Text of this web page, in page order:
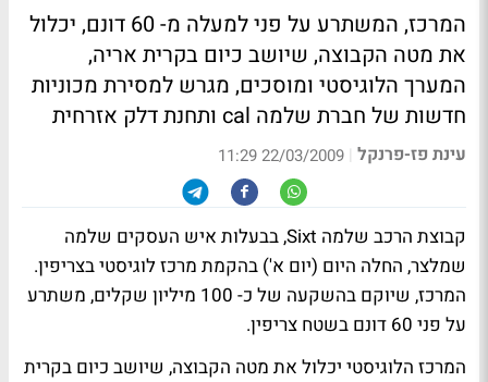
המרכז, המשתרע על פני למעלה מ- 60 דונם, יכלול
את מטה הקבוצה, שיושב כיום בקרית אריה,
המערך הלוגיסטי ומוסכים, מגרש למסירת מכוניות
חדשות של חברת שלמה cal ותחנת דלק אזרחית
עינת פז-פרנקל |
22/03/2009 11:29
קבוצת הרכב שלמה Sixt, בבעלות איש העסקים שלמה
שמלצר, החלה היום (יום א') בהקמת מרכז לוגיסטי בצריפין.
המרכז, שיוקם בהשקעה של כ- 100 מיליון שקלים, משתרע
על פני 60 דונם בשטח צריפין.
המרכז הלוגיסטי יכלול את מטה הקבוצה, שיושב כיום בקרית